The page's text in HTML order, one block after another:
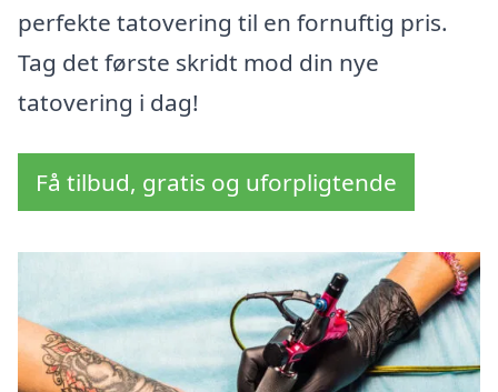
perfekte tatovering til en fornuftig pris.
Tag det første skridt mod din nye
tatovering i dag!
Få tilbud, gratis og uforpligtende